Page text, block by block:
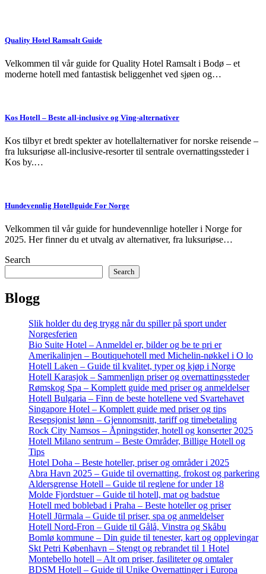
Quality Hotel Ramsalt Guide
Velkommen til vår guide for Quality Hotel Ramsalt i Bodø – et
moderne hotell med fantastisk beliggenhet ved sjøen og…
Kos Hotell – Beste all-inclusive og Ving-alternativer
Kos tilbyr et bredt spekter av hotellalternativer for norske reisende –
fra luksuriøse all-inclusive-resorter til sentrale overnattingssteder i
Kos by.…
Hundevennlig Hotellguide For Norge
Velkommen til vår guide for hundevennlige hoteller i Norge for
2025. Her finner du et utvalg av alternativer, fra luksuriøse…
Search
Search
Blogg
Slik holder du deg trygg når du spiller på sport under
Norgesferien
Bio Suite Hotel – Anmeldel er, bilder og be te pri er
Amerikalinjen – Boutiquehotell med Michelin-nøkkel i O lo
Hotell Laken – Guide til kvalitet, typer og kjøp i Norge
Hotell Karasjok – Sammenlign priser og overnattingssteder
Rømskog Spa – Komplett guide med priser og anmeldelser
Hotell Bulgaria – Finn de beste hotellene ved Svartehavet
Singapore Hotel – Komplett guide med priser og tips
Resepsjonist lønn – Gjennomsnitt, tariff og timebetaling
Rock City Namsos – Åpningstider, hotell og konserter 2025
Hotell Milano sentrum – Beste Områder, Billige Hotell og
Tips
Hotel Doha – Beste hoteller, priser og områder i 2025
Abra Havn 2025 – Guide til overnatting, frokost og parkering
Aldersgrense Hotell – Guide til reglene for under 18
Molde Fjordstuer – Guide til hotell, mat og badstue
Hotell med boblebad i Praha – Beste hoteller og priser
Hotell Jūrmala – Guide til priser, spa og anmeldelser
Hotell Nord-Fron – Guide til Gålå, Vinstra og Skåbu
Bomlø kommune – Din guide til tenester, kart og opplevingar
Skt Petri København – Stengt og rebrandet til 1 Hotel
Montebello hotell – Alt om priser, fasiliteter og omtaler
BDSM Hotell – Guide til Unike Overnattinger i Europa